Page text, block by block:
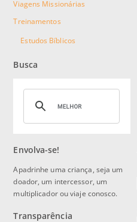
Viagens Missionárias
Treinamentos
Estudos Bíblicos
Busca
Envolva-se!
Apadrinhe uma criança, seja um
doador, um intercessor, um
multiplicador ou viaje conosco.
Transparência